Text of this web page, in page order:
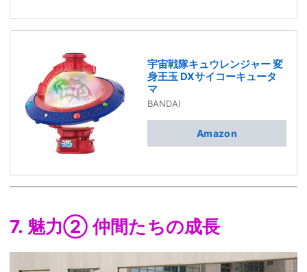
宇宙戦隊キュウレンジャー 変
身王玉 DXサイコーキュータ
マ
BANDAI
Amazon
7. 魅力② 仲間たちの成長